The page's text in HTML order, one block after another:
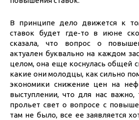
В принципе дело движется к
ставок будет где-то в июне
сказала, что вопрос о
актуален буквально на каждом
целом, она еще коснулась общей
какие они молодцы, как сильно
экономики снижение цен на
выступлении, что для нас
прольет свет о вопросе с
там не было, все ее заявляется